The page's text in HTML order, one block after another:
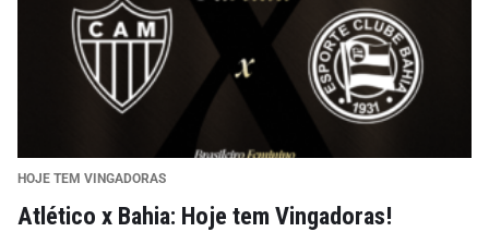
HOJE TEM VINGADORAS
Atlético x Bahia: Hoje tem Vingadoras!